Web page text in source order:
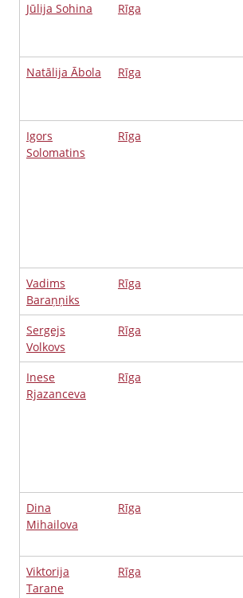
Jūlija Sohina
Rīga
Natālija Ābola
Rīga
Igors
Solomatins
Rīga
Vadims
Baraņņiks
Rīga
Sergejs
Volkovs
Rīga
Inese
Rjazanceva
Rīga
Dina
Mihailova
Rīga
Viktorija
Tarane
Rīga